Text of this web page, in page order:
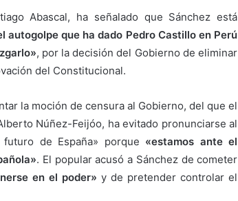
Abascal, ha señalado que Sánchez está
que ha dado Pedro Castillo en Perú
, por la decisión del Gobierno de eliminar
del Constitucional.
la moción de censura al Gobierno, del que el
Núñez-Feijóo, ha evitado pronunciarse al
de España» porque «estamos ante el
. El popular acusó a Sánchez de cometer
en el poder» y de pretender controlar el